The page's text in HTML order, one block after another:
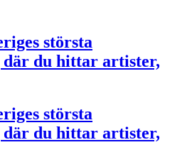
största
du hittar artister,
största
du hittar artister,